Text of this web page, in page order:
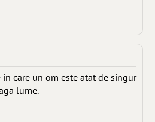
care un om este atat de singur
lume.